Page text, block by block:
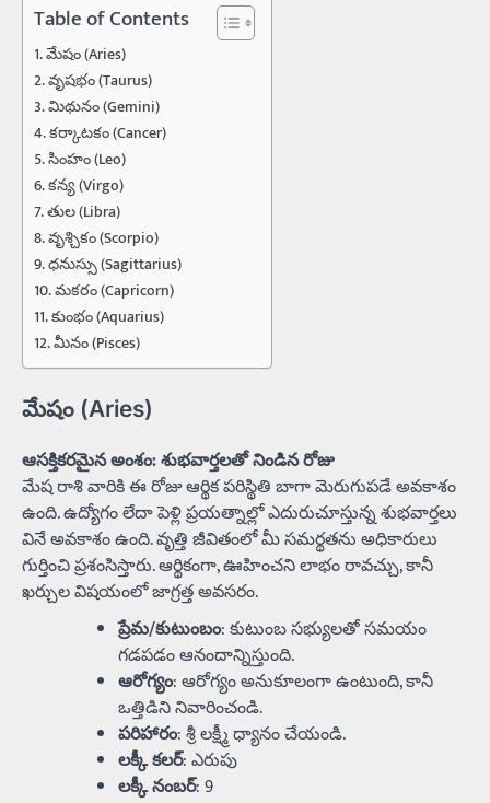
Table of Contents
మేషం (Aries)
వృషభం (Taurus)
మిథునం (Gemini)
కర్కాటకం (Cancer)
సింహం (Leo)
కన్య (Virgo)
తుల (Libra)
వృశ్చికం (Scorpio)
ధనుస్సు (Sagittarius)
మకరం (Capricorn)
కుంభం (Aquarius)
మీనం (Pisces)
మేషం (Aries)
ఆసక్తికరమైన అంశం: శుభవార్తలతో నిండిన రోజు
మేష రాశి వారికి ఈ రోజు ఆర్థిక పరిస్థితి బాగా మెరుగుపడే అవకాశం
ఉంది. ఉద్యోగం లేదా పెళ్లి ప్రయత్నాల్లో ఎదురుచూస్తున్న శుభవార్తలు
వినే అవకాశం ఉంది. వృత్తి జీవితంలో మీ సమర్థతను అధికారులు
గుర్తించి ప్రశంసిస్తారు. ఆర్థికంగా, ఊహించని లాభం రావచ్చు, కానీ
ఖర్చుల విషయంలో జాగ్రత్త అవసరం.
ప్రేమ/కుటుంబం: కుటుంబ సభ్యులతో సమయం
గడపడం ఆనందాన్నిస్తుంది.
ఆరోగ్యం: ఆరోగ్యం అనుకూలంగా ఉంటుంది, కానీ
ఒత్తిడిని నివారించండి.
పరిహారం: శ్రీ లక్ష్మీ ధ్యానం చేయండి.
లక్కీ కలర్: ఎరుపు
లక్కీ నంబర్: 9